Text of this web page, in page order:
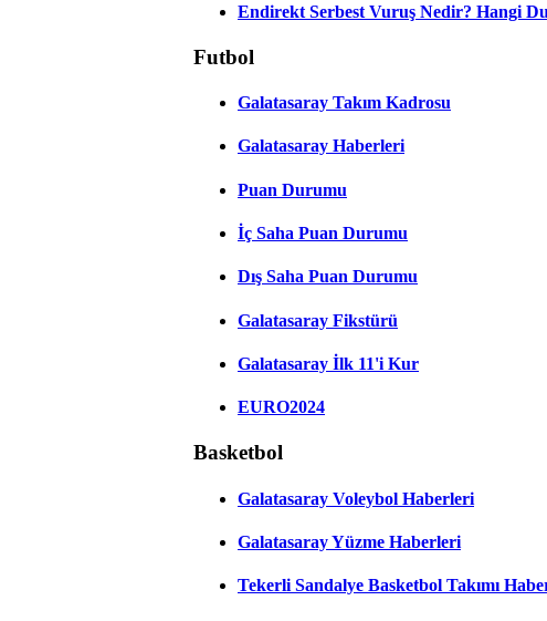
Endirekt Serbest Vuruş Nedir? Hangi
Futbol
Galatasaray Takım Kadrosu
Galatasaray Haberleri
Puan Durumu
İç Saha Puan Durumu
Dış Saha Puan Durumu
Galatasaray Fikstürü
Galatasaray İlk 11'i Kur
EURO2024
Basketbol
Galatasaray Voleybol Haberleri
Galatasaray Yüzme Haberleri
Tekerli Sandalye Basketbol Takımı